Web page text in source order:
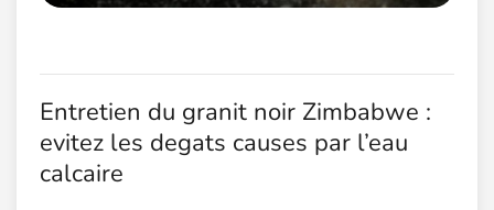
Entretien du granit noir Zimbabwe :
evitez les degats causes par l’eau
calcaire